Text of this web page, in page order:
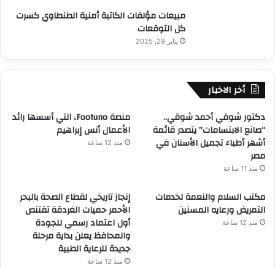
مبيعات مؤلفات الكاتبة أمنية الطنطاوي كسرت
كل التوقعات
يناير 29, 2025
أخر الاخبار
دكتور شوقي أحمد شوقي..
“صانع الابتسامات” يتصدر قائمة
أشهر أطباء تجميل الأسنان في
مصر
منذ 11 ساعة
منصة Footuno، التي أسسها رائد
الأعمال أنس إبراهيم
منذ 12 ساعة
مكتب السلام والنعمة لخدمات
التمريض ورعايه المسنين
منذ 12 ساعة
إنجاز تاريخي لقطاع الصحة بالبحر
الأحمر حميات الغردقة تقتنص
أول اعتماد رسمي للجودة
والمحافظ يعلن بداية مرحلة
جديدة للرعاية الطبية
منذ 12 ساعة